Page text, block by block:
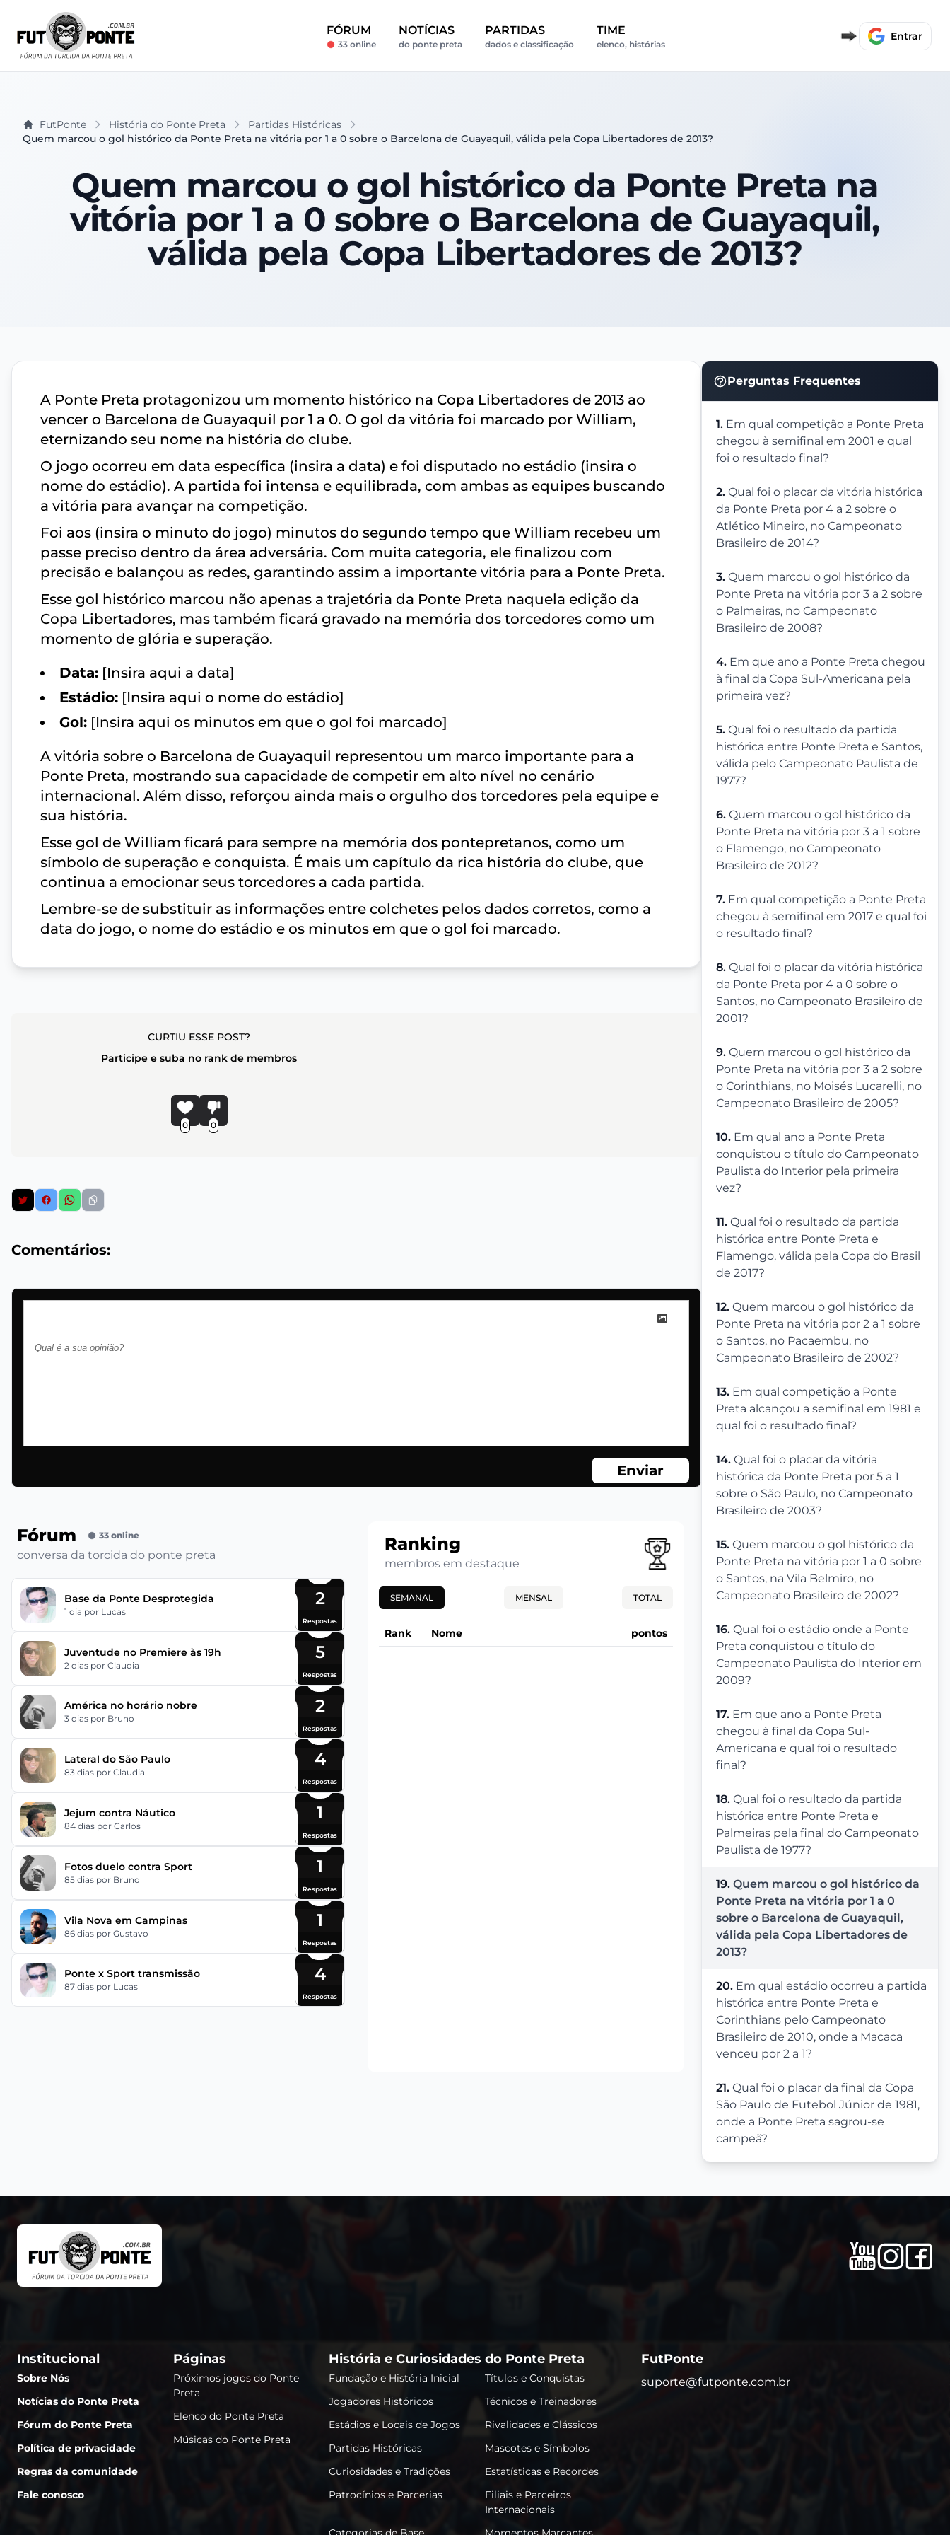
FÓRUM
33 online
NOTÍCIAS
do ponte preta
PARTIDAS
dados e classificação
TIME
elenco, histórias
Entrar
FutPonte História do Ponte Preta
Partidas Históricas
Quem marcou o gol histórico da Ponte Preta na vitória por 1 a 0 sobre o Barcelona de Guayaquil, válida pela Copa Libertadores de 2013?
Quem marcou o gol histórico da Ponte Preta na
vitória por 1 a 0 sobre o Barcelona de Guayaquil,
válida pela Copa Libertadores de 2013?
Perguntas Frequentes
1. Em qual competição a Ponte Preta
chegou à semifinal em 2001 e qual
foi o resultado final?
2. Qual foi o placar da vitória histórica
da Ponte Preta por 4 a 2 sobre o
Atlético Mineiro, no Campeonato
Brasileiro de 2014?
3. Quem marcou o gol histórico da
Ponte Preta na vitória por 3 a 2 sobre
o Palmeiras, no Campeonato
Brasileiro de 2008?
4. Em que ano a Ponte Preta chegou
à final da Copa Sul-Americana pela
primeira vez?
5. Qual foi o resultado da partida
histórica entre Ponte Preta e Santos,
válida pelo Campeonato Paulista de
1977?
6. Quem marcou o gol histórico da
Ponte Preta na vitória por 3 a 1 sobre
o Flamengo, no Campeonato
Brasileiro de 2012?
7. Em qual competição a Ponte Preta
chegou à semifinal em 2017 e qual foi
o resultado final?
8. Qual foi o placar da vitória histórica
da Ponte Preta por 4 a 0 sobre o
Santos, no Campeonato Brasileiro de
2001?
9. Quem marcou o gol histórico da
Ponte Preta na vitória por 3 a 2 sobre
o Corinthians, no Moisés Lucarelli, no
Campeonato Brasileiro de 2005?
10. Em qual ano a Ponte Preta
conquistou o título do Campeonato
Paulista do Interior pela primeira
vez?
11. Qual foi o resultado da partida
histórica entre Ponte Preta e
Flamengo, válida pela Copa do Brasil
de 2017?
12. Quem marcou o gol histórico da
Ponte Preta na vitória por 2 a 1 sobre
o Santos, no Pacaembu, no
Campeonato Brasileiro de 2002?
13. Em qual competição a Ponte
Preta alcançou a semifinal em 1981 e
qual foi o resultado final?
14. Qual foi o placar da vitória
histórica da Ponte Preta por 5 a 1
sobre o São Paulo, no Campeonato
Brasileiro de 2003?
15. Quem marcou o gol histórico da
Ponte Preta na vitória por 1 a 0 sobre
o Santos, na Vila Belmiro, no
Campeonato Brasileiro de 2002?
16. Qual foi o estádio onde a Ponte
Preta conquistou o título do
Campeonato Paulista do Interior em
2009?
17. Em que ano a Ponte Preta
chegou à final da Copa Sul-
Americana e qual foi o resultado
final?
18. Qual foi o resultado da partida
histórica entre Ponte Preta e
Palmeiras pela final do Campeonato
Paulista de 1977?
19. Quem marcou o gol histórico da
Ponte Preta na vitória por 1 a 0
sobre o Barcelona de Guayaquil,
válida pela Copa Libertadores de
2013?
20. Em qual estádio ocorreu a partida
histórica entre Ponte Preta e
Corinthians pelo Campeonato
Brasileiro de 2010, onde a Macaca
venceu por 2 a 1?
21. Qual foi o placar da final da Copa
São Paulo de Futebol Júnior de 1981,
onde a Ponte Preta sagrou-se
campeã?
A Ponte Preta protagonizou um momento histórico na Copa Libertadores de 2013 ao
vencer o Barcelona de Guayaquil por 1 a 0. O gol da vitória foi marcado por William,
eternizando seu nome na história do clube.
O jogo ocorreu em data específica (insira a data) e foi disputado no estádio (insira o
nome do estádio). A partida foi intensa e equilibrada, com ambas as equipes buscando
a vitória para avançar na competição.
Foi aos (insira o minuto do jogo) minutos do segundo tempo que William recebeu um
passe preciso dentro da área adversária. Com muita categoria, ele finalizou com
precisão e balançou as redes, garantindo assim a importante vitória para a Ponte Preta.
Esse gol histórico marcou não apenas a trajetória da Ponte Preta naquela edição da
Copa Libertadores, mas também ficará gravado na memória dos torcedores como um
momento de glória e superação.
Data: [Insira aqui a data]
Estádio: [Insira aqui o nome do estádio]
Gol: [Insira aqui os minutos em que o gol foi marcado]
A vitória sobre o Barcelona de Guayaquil representou um marco importante para a
Ponte Preta, mostrando sua capacidade de competir em alto nível no cenário
internacional. Além disso, reforçou ainda mais o orgulho dos torcedores pela equipe e
sua história.
Esse gol de William ficará para sempre na memória dos pontepretanos, como um
símbolo de superação e conquista. É mais um capítulo da rica história do clube, que
continua a emocionar seus torcedores a cada partida.
Lembre-se de substituir as informações entre colchetes pelos dados corretos, como a
data do jogo, o nome do estádio e os minutos em que o gol foi marcado.
CURTIU ESSE POST?
Participe e suba no rank de membros
0 0
Comentários:
Enviar
Fórum 33 online
conversa da torcida do ponte preta
Base da Ponte Desprotegida
1 dia por Lucas
2
Respostas
Juventude no Premiere às 19h
2 dias por Claudia
5
Respostas
América no horário nobre
3 dias por Bruno
2
Respostas
Lateral do São Paulo
83 dias por Claudia
4
Respostas
Jejum contra Náutico
84 dias por Carlos
1
Respostas
Fotos duelo contra Sport
85 dias por Bruno
1
Respostas
Vila Nova em Campinas
86 dias por Gustavo
1
Respostas
Ponte x Sport transmissão
87 dias por Lucas
4
Respostas
Ranking
membros em destaque
SEMANAL MENSAL TOTAL
Rank Nome pontos
Institucional
Sobre Nós
Notícias do Ponte Preta
Fórum do Ponte Preta
Política de privacidade
Regras da comunidade
Fale conosco
Páginas
Próximos jogos do Ponte
Preta
Elenco do Ponte Preta
Músicas do Ponte Preta
História e Curiosidades do Ponte Preta
Fundação e História Inicial
Títulos e Conquistas
Jogadores Históricos
Técnicos e Treinadores
Estádios e Locais de Jogos
Rivalidades e Clássicos
Partidas Históricas
Mascotes e Símbolos
Curiosidades e Tradições
Estatísticas e Recordes
Patrocínios e Parcerias
Filiais e Parceiros
Internacionais
FutPonte
suporte@futponte.com.br